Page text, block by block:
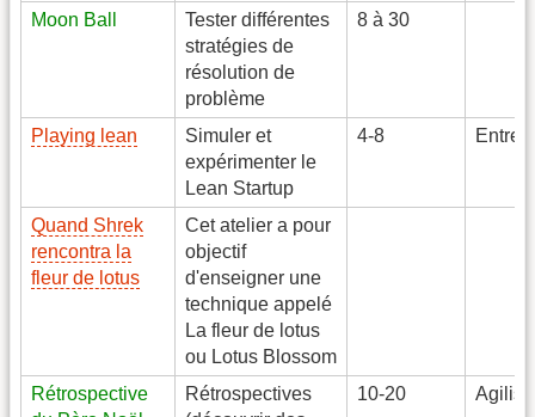
Moon Ball
Tester différentes
stratégies de
résolution de
problème
8 à 30
Playing lean
Simuler et
expérimenter le
Lean Startup
4-8
Quand Shrek
rencontra la
fleur de lotus
Cet atelier a pour
objectif
d'enseigner une
technique appelé
La fleur de lotus
ou Lotus Blossom
Rétrospective
Rétrospectives
10-20